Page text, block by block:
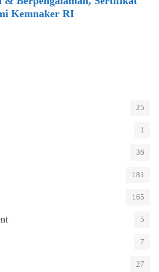
Kemnaker RI
25
1
36
181
165
5
7
27